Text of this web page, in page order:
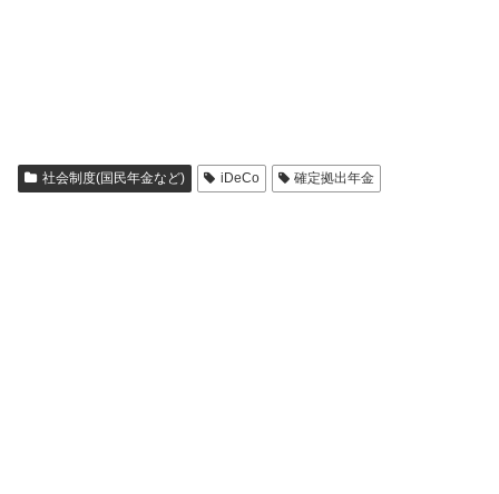
社会制度(国民年金など) iDeCo 確定拠出年金